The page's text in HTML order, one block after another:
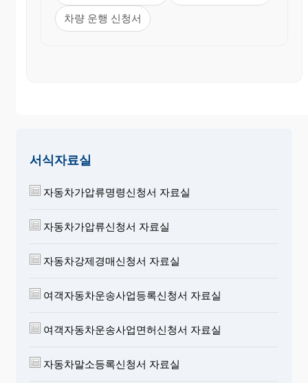
차량 운행 신청서
서식자료실
자동차가압류명령신청서 자료실
자동차가압류신청서 자료실
자동차강제경매신청서 자료실
여객자동차운송사업등록신청서 자료실
여객자동차운송사업면허신청서 자료실
자동차말소등록신청서 자료실